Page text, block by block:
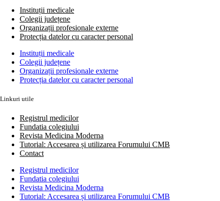
Instituții medicale
Colegii județene
Organizații profesionale externe
Protecția datelor cu caracter personal
Instituții medicale
Colegii județene
Organizații profesionale externe
Protecția datelor cu caracter personal
Linkuri utile
Registrul medicilor
Fundatia colegiului
Revista Medicina Moderna
Tutorial: Accesarea și utilizarea Forumului CMB
Contact
Registrul medicilor
Fundatia colegiului
Revista Medicina Moderna
Tutorial: Accesarea și utilizarea Forumului CMB